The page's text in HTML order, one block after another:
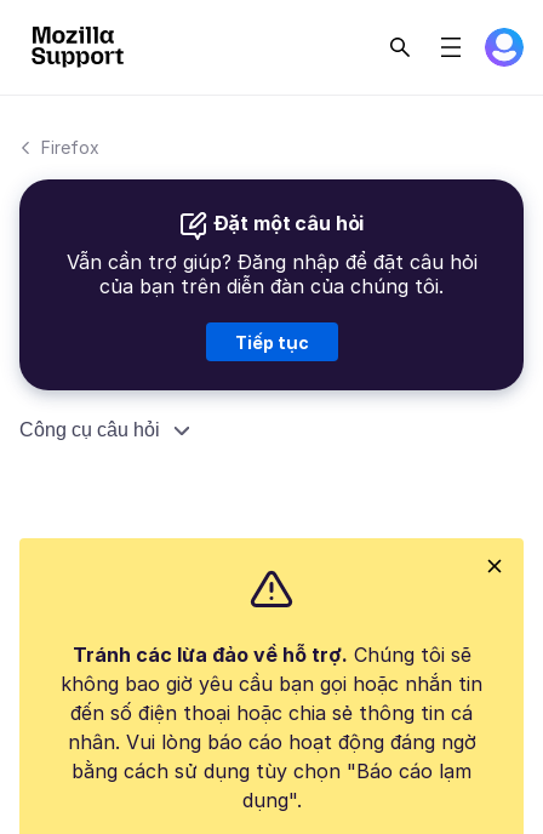
Firefox
Đặt một câu hỏi
Vẫn cần trợ giúp? Đăng nhập để đặt câu hỏi
của bạn trên diễn đàn của chúng tôi.
Tiếp tục
Công cụ câu hỏi
Tránh các lừa đảo về hỗ trợ. Chúng tôi sẽ
không bao giờ yêu cầu bạn gọi hoặc nhắn tin
đến số điện thoại hoặc chia sẻ thông tin cá
nhân. Vui lòng báo cáo hoạt động đáng ngờ
bằng cách sử dụng tùy chọn "Báo cáo lạm
dụng".